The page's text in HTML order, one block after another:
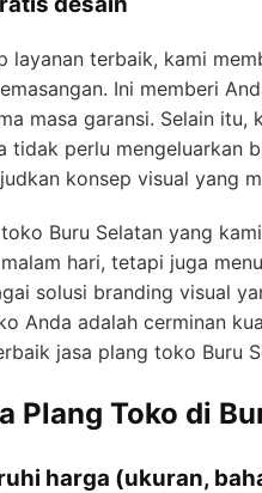
layanan terbaik, kami
Ini memberi
masa garansi. Selain itu,
tidak perlu mengeluarkan
konsep visual yang
Buru Selatan yang
hari, tetapi juga
solusi branding visual
Anda adalah cerminan
jasa plang toko Buru
Plang Toko di
harga (ukuran,